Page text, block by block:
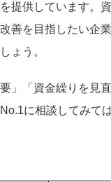
提供しています。
善を目指したい企
ょう。
」「資金繰りを見
に相談してみて